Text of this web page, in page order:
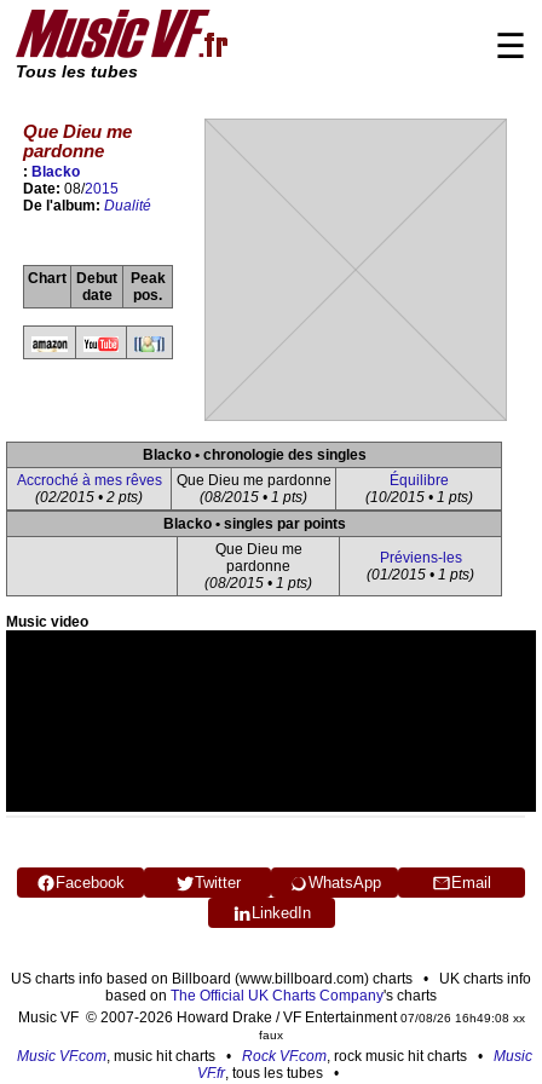
Tous les tubes
☰
Que Dieu me
pardonne
: Blacko
Date: 08/2015
De l'album: Dualité
Chart
Debut
date
Peak
pos.
Blacko • chronologie des singles
Accroché à mes rêves
(02/2015 • 2 pts)
Que Dieu me pardonne
(08/2015 • 1 pts)
Équilibre
(10/2015 • 1 pts)
Blacko • singles par points
Que Dieu me
pardonne
(08/2015 • 1 pts)
Préviens-les
(01/2015 • 1 pts)
Music video
Facebook Twitter WhatsApp
Email
LinkedIn
US charts info based on Billboard (www.billboard.com) charts • UK charts info
based on The Official UK Charts Company's charts
Music VF © 2007-2026 Howard Drake / VF Entertainment07/08/26 16h49:08 xx
faux
Music VF.com, music hit charts • Rock VF.com, rock music hit charts • Music
VF.fr, tous les tubes •